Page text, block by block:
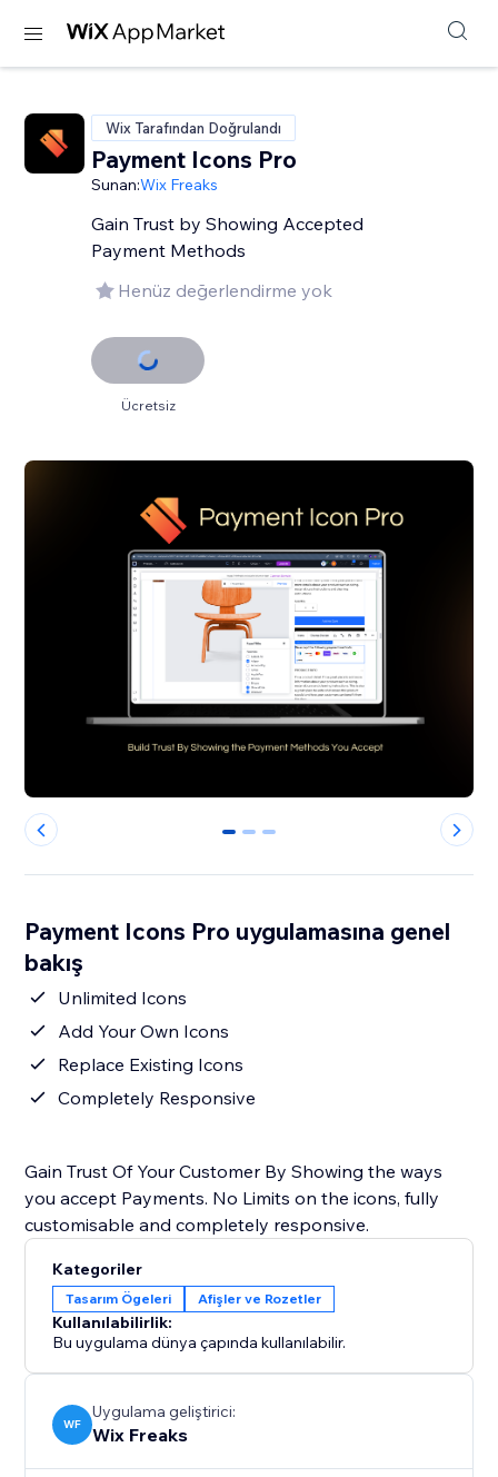
Wix Tarafından Doğrulandı
Payment Icons Pro
Sunan:Wix Freaks
Gain Trust by Showing Accepted
Payment Methods
Henüz değerlendirme yok
Ücretsiz
0 1 2
Payment Icons Pro uygulamasına genel
bakış
Unlimited Icons
Add Your Own Icons
Replace Existing Icons
Completely Responsive
Gain Trust Of Your Customer By Showing the ways
you accept Payments. No Limits on the icons, fully
customisable and completely responsive.
Kategoriler
Tasarım Ögeleri Afişler ve Rozetler
Kullanılabilirlik:
Bu uygulama dünya çapında kullanılabilir.
WF
Uygulama geliştirici:
Wix Freaks